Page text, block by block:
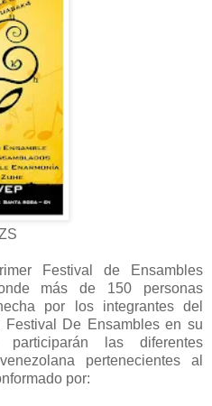
Festival de Ensambles
más de 150 personas
por los integrantes del
De Ensambles en su
las diferentes
pertenecientes al
por: